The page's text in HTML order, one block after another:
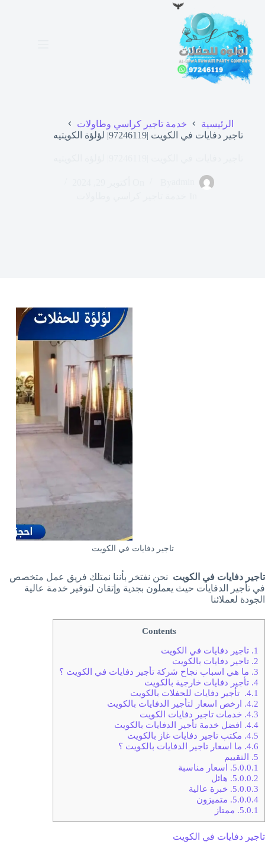
المحتوى
الرئيسية
خدمة تاجير كراسي وطاولات
تاجير دفايات في الكويت |97246119| لؤلؤة الكويتيه
تاجير دفايات في الكويت
تاجير دفايات في الكويت نحن نفتخر بأننا نمتلك فريق عمل متخصص
في تأجير الدفايات حيث يعملون بجدية وإتقان لتوفير خدمة عالية
الجودة لعملائنا
Contents
1. تاجير دفايات في الكويت
2. تاجير دفايات بالكويت
3. ما هي اسباب نجاح شركة تأجير دفايات في الكويت ؟
4. تأجير دفايات خارجية بالكويت
4.1.
تأجير دفايات للحفلات بالكويت
4.2. ارخص اسعار لتأجير الدفايات بالكويت
4.3. خدمات تاجير دفايات الكويت
4.4. افضل خدمة تأجير الدفايات بالكويت
4.5. مكتب تاجير دفايات غاز بالكويت
4.6. ما اسعار تاجير الدفايات بالكويت ؟
5. التقييم
5.0.0.1. اسعار مناسبة
5.0.0.2. هائل
5.0.0.3. خبرة عالية
5.0.0.4. متميزون
5.0.1. ممتاز
تاجير دفايات في الكويت